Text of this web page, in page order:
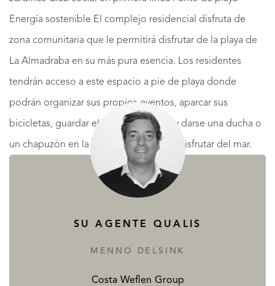
Energía sostenible El complejo residencial disfruta de
zona comunitaria que le permitirá disfrutar de la playa de
La Almadraba en su más pura esencia. Los residentes
tendrán acceso a este espacio a pie de playa donde
podrán organizar sus propios eventos, aparcar sus
bicicletas, guardar el material náutico y darse una ducha o
un chapuzón en la piscina después de disfrutar del mar.
Una puerta al mar a orillas de la playa de La Almadraba en
SU AGENTE QUALIS
MENNO DELSINK
Costa Weflen Group